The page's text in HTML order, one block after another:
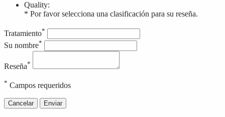
Quality:
* Por favor selecciona una clasificación para su reseña.
Tratamiento*
Su nombre*
Reseña*
* Campos requeridos
Cancelar Enviar